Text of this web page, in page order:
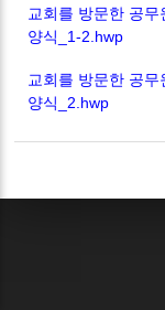
교회를 방문한 공
양식_1-2.hwp
교회를 방문한 공
양식_2.hwp